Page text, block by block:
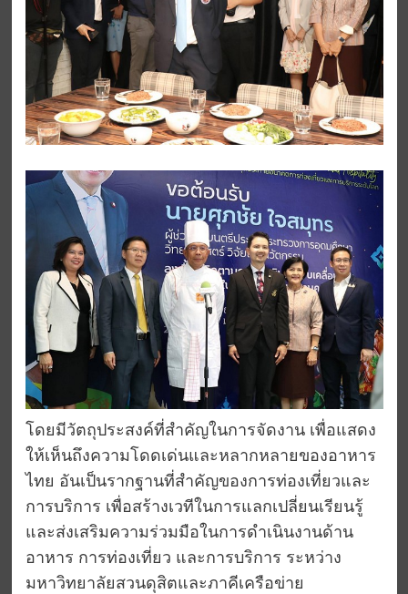
โดยมีวัตถุประสงค์ที่สำคัญในการจัดงาน เพื่อแสดง
ให้เห็นถึงความโดดเด่นและหลากหลายของอาหาร
ไทย อันเป็นรากฐานที่สำคัญของการท่องเที่ยวและ
การบริการ เพื่อสร้างเวทีในการแลกเปลี่ยนเรียนรู้
และส่งเสริมความร่วมมือในการดำเนินงานด้าน
อาหาร การท่องเที่ยว และการบริการ ระหว่าง
มหาวิทยาลัยสวนดุสิตและภาคีเครือข่าย